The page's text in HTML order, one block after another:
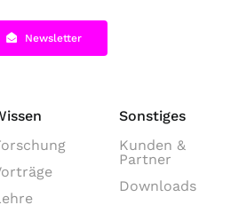
Newsletter
Sonstiges
Kunden &
Partner
Downloads